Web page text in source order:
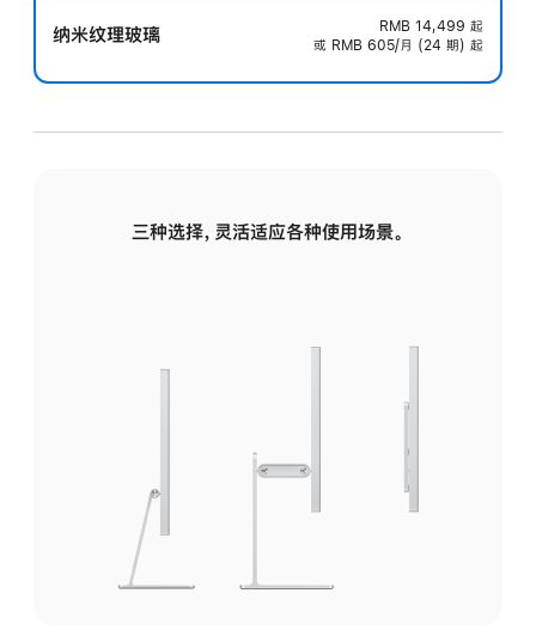
纳米纹理玻璃 RMB 14,499 起
或 RMB 605/月 (24 期) 起
三种选择，灵活适应各种使用场景。